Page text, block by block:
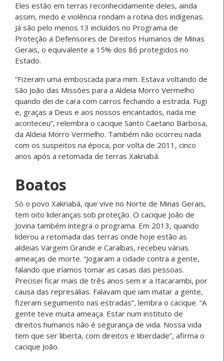
Eles estão em terras reconhecidamente deles, ainda
assim, medo e violência rondam a rotina dos indígenas.
Já são pelo menos 13 incluídos no Programa de
Proteção a Defensores de Direitos Humanos de Minas
Gerais, o equivalente a 15% dos 86 protegidos no
Estado.
“Fizeram uma emboscada para mim. Estava voltando de
São João das Missões para a Aldeia Morro Vermelho
quando dei de cara com carros fechando a estrada. Fugi
e, graças a Deus e aos nossos encantados, nada me
aconteceu”, relembra o cacique Santo Caetano Barbosa,
da Aldeia Morro Vermelho. Também não ocorreu nada
com os suspeitos na época, por volta de 2011, cinco
anos após a retomada de terras Xakriabá.
Boatos
Só o povo Xakriabá, que vive no Norte de Minas Gerais,
tem oito lideranças sob proteção. O cacique João de
Jovina também integra o programa. Em 2013, quando
liderou a retomada das terras onde hoje estão as
aldeias Vargem Grande e Caraíbas, recebeu várias
ameaças de morte. “Jogaram a cidade contra a gente,
falando que iríamos tomar as casas das pessoas.
Precisei ficar mais de três anos sem ir a Itacarambi, por
causa das represálias. Falavam que iam matar a gente,
fizeram seguimento nas estradas”, lembra o cacique. “A
gente teve muita ameaça. Estar num instituto de
direitos humanos não é segurança de vida. Nossa vida
tem que ser liberta, com direitos e liberdade”, afirma o
cacique João.